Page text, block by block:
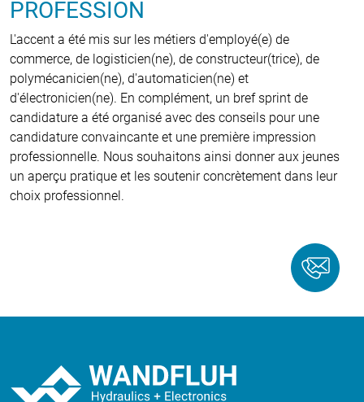
PROFESSION
L'accent a été mis sur les métiers d'employé(e) de
commerce, de logisticien(ne), de constructeur(trice), de
polymécanicien(ne), d'automaticien(ne) et
d'électronicien(ne). En complément, un bref sprint de
candidature a été organisé avec des conseils pour une
candidature convaincante et une première impression
professionnelle. Nous souhaitons ainsi donner aux jeunes
un aperçu pratique et les soutenir concrètement dans leur
choix professionnel.